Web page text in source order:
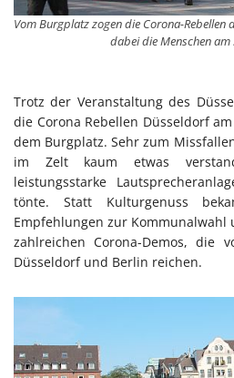
Vom Burgplatz zogen die Corona-
dabei die Menschen
Trotz der Veranstaltung des
die Corona Rebellen Düsseldorf
dem Burgplatz. Sehr zum
im Zelt kaum etwas
leistungsstarke
tönte. Statt Kulturgenuss
Empfehlungen zur Kommunalwahl
zahlreichen Corona-Demos, die
Düsseldorf und Berlin reichen.